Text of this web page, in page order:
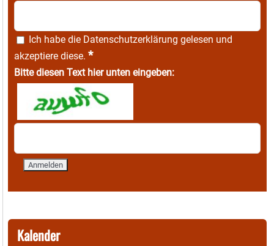
Ich habe die Datenschutzerklärung gelesen und
akzeptiere diese. *
Bitte diesen Text hier unten eingeben:
Kalender